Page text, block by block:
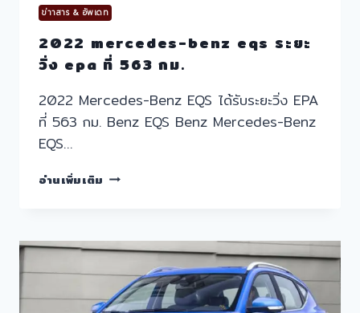
ข่าาสาร & อัพเดท
2022 mercedes-benz eqs ระยะ
วิ่ง epa ที่ 563 กม.
2022 Mercedes-Benz EQS ได้รับระยะวิ่ง EPA
ที่ 563 กม. Benz EQS Benz Mercedes-Benz
EQS…
อ่านเพิ่มเติม 2022
ระยะ
วิ่ง
EPA